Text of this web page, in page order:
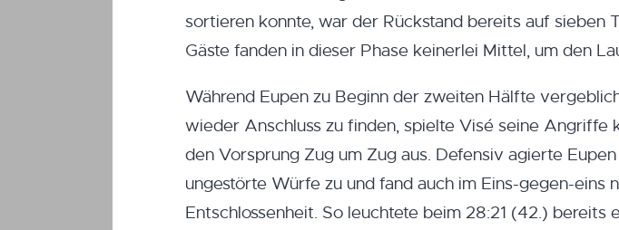
sortieren konnte, war der Rückstand bereits auf sieben
Gäste fanden in dieser Phase keinerlei Mittel, um den
Während Eupen zu Beginn der zweiten Hälfte
wieder Anschluss zu finden, spielte Visé seine Angriffe
den Vorsprung Zug um Zug aus. Defensiv agierte
ungestörte Würfe zu und fand auch im Eins-gegen-eins
Entschlossenheit. So leuchtete beim 28:21 (42.) bereits